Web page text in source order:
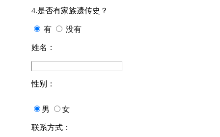
4.是否有家族遗传史？
有 没有
姓名：
性别：
男 女
联系方式：